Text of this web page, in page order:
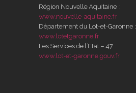
Région Nouvelle Aquitaine :
www.nouvelle-aquitaine.fr
Département du Lot-et-Garonne :
www.lotetgaronne.fr
Les Services de l’Etat – 47 :
www.lot-et-garonne.gouv.fr